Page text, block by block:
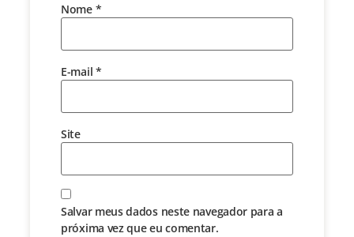
Nome *
E-mail *
Site
Salvar meus dados neste navegador para a
próxima vez que eu comentar.